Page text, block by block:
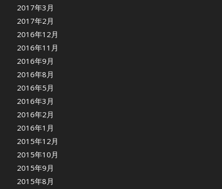
2017年3月
2017年2月
2016年12月
2016年11月
2016年9月
2016年8月
2016年5月
2016年3月
2016年2月
2016年1月
2015年12月
2015年10月
2015年9月
2015年8月